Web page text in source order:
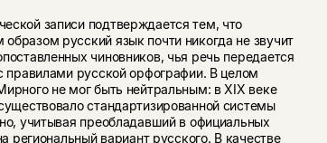
записи подтверждается тем, что
русский язык почти никогда не звучит
чиновников, чья речь передается
правилами русской орфографии. В целом
не мог быть нейтральным: в XIX веке
стандартизированной системы
учитывая преобладавший в официальных
региональный вариант русского. В качестве